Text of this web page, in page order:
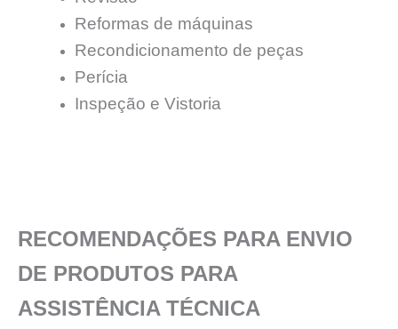
Reformas de máquinas
Recondicionamento de peças
Perícia
Inspeção e Vistoria
RECOMENDAÇÕES PARA ENVIO
DE PRODUTOS PARA
ASSISTÊNCIA TÉCNICA